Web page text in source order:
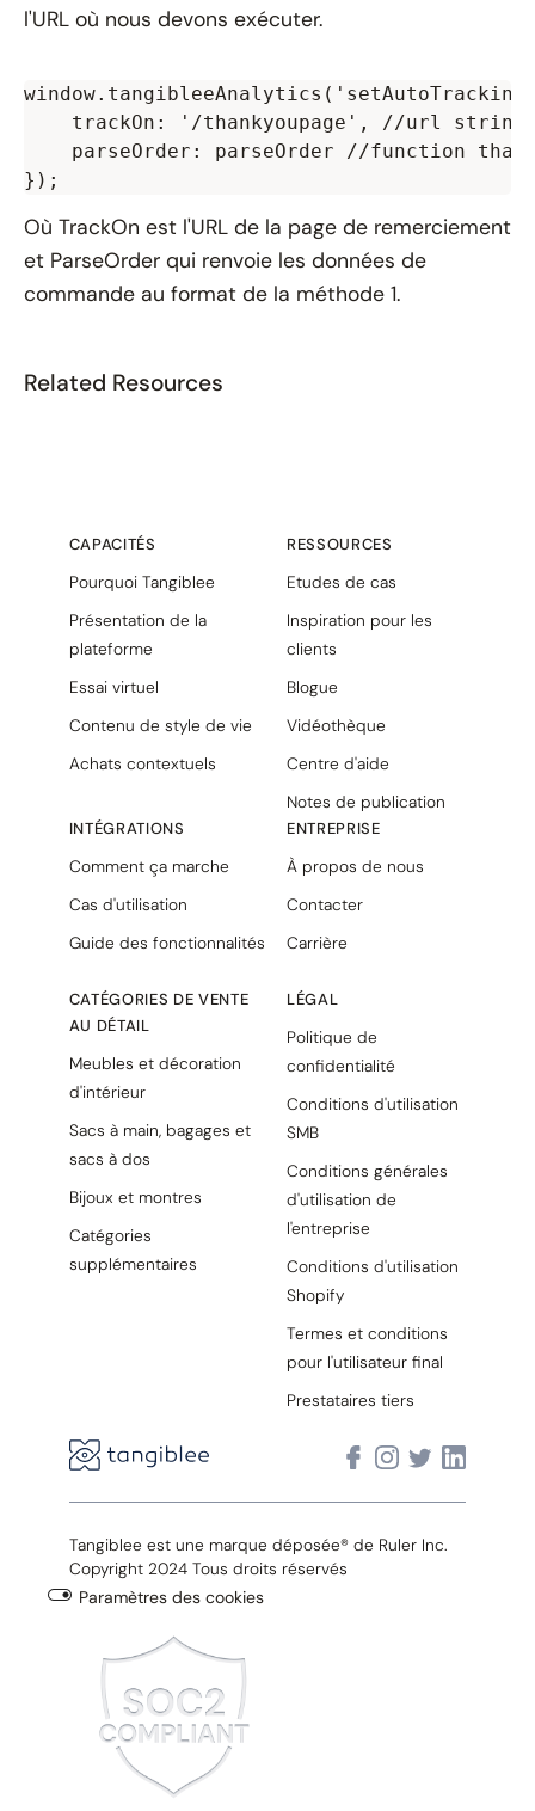
l'URL où nous devons exécuter.
trackOn: '/thankyoupage', //url
parseOrder: parseOrder //function
Où TrackOn est l'URL de la page de remerciement
et ParseOrder qui renvoie les données de
commande au format de la méthode 1.
Related Resources
CAPACITÉS
Pourquoi Tangiblee
Présentation de la
plateforme
Essai virtuel
Contenu de style de vie
Achats contextuels
INTÉGRATIONS
Comment ça marche
Cas d'utilisation
Guide des fonctionnalités
CATÉGORIES DE VENTE
AU DÉTAIL
Meubles et décoration
d'intérieur
Sacs à main, bagages et
sacs à dos
Bijoux et montres
Catégories
supplémentaires
RESSOURCES
Etudes de cas
Inspiration pour les
clients
Blogue
Vidéothèque
Centre d'aide
Notes de publication
ENTREPRISE
À propos de nous
Contacter
Carrière
LÉGAL
Politique de
confidentialité
Conditions d'utilisation
SMB
Conditions générales
d'utilisation de
l'entreprise
Conditions d'utilisation
Shopify
Termes et conditions
pour l'utilisateur final
Prestataires tiers
Tangiblee est une marque déposée® de Ruler Inc.
Copyright 2024 Tous droits réservés
Paramètres des cookies